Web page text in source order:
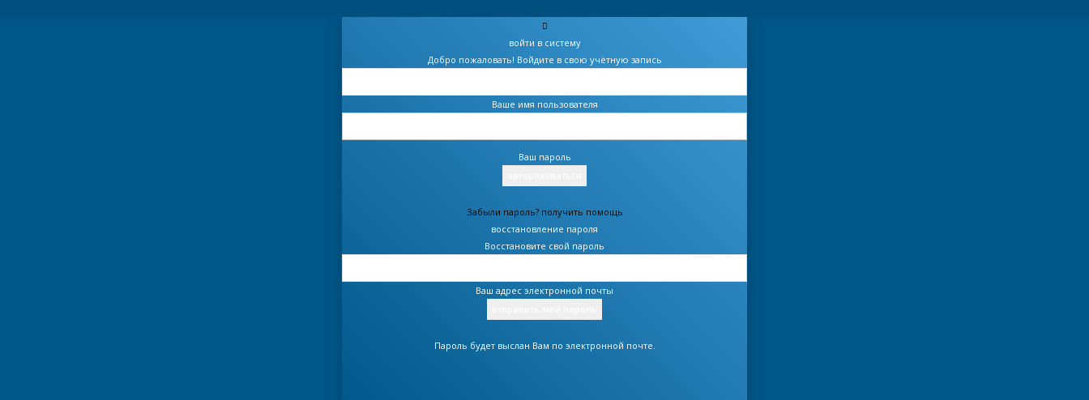
войти в систему
Добро пожаловать! Войдите в свою учётную запись
Ваше имя пользователя
Ваш пароль
Забыли пароль? получить помощь
восстановление пароля
Восстановите свой пароль
Ваш адрес электронной почты
Пароль будет выслан Вам по электронной почте.